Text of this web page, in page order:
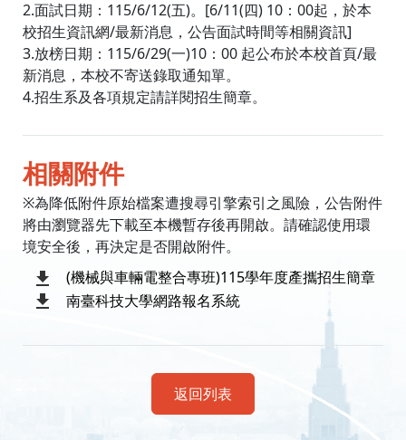
2.面試日期：115/6/12(五)。[6/11(四) 10：00起，於本
校招生資訊網/最新消息，公告面試時間等相關資訊]
3.放榜日期：115/6/29(一)10：00 起公布於本校首頁/最
新消息，本校不寄送錄取通知單。
4.招生系及各項規定請詳閱招生簡章。
相關附件
※為降低附件原始檔案遭搜尋引擎索引之風險，公告附件
將由瀏覽器先下載至本機暫存後再開啟。請確認使用環
境安全後，再決定是否開啟附件。
(機械與車輛電整合專班)115學年度產攜招生簡章
南臺科技大學網路報名系統
返回列表